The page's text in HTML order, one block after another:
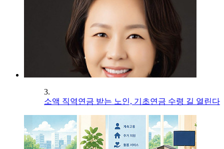
3.
소액 직역연금 받는 노인, 기초연금 수령 길 열린다